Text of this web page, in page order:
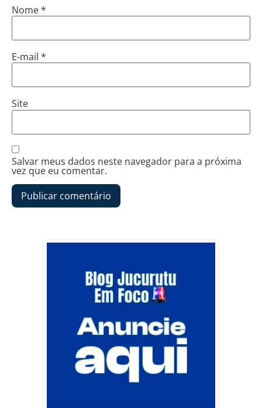
Nome*
E-mail *
Site
Salvar meus dados neste navegador para a próxima
vez que eu comentar.